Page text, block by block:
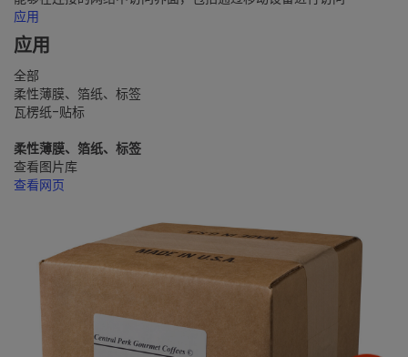
应用
应用
全部
柔性薄膜、箔纸、标签
瓦楞纸-贴标
柔性薄膜、箔纸、标签
查看图片库
查看网页